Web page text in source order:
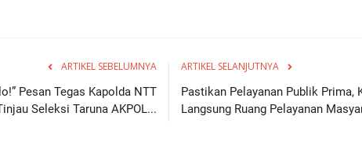
ARTIKEL SEBELUMNYA
Pesan Tegas Kapolda NTT
Seleksi Taruna AKPOL...
ARTIKEL SELANJUTNYA
Pastikan Pelayanan Publik Prima,
Langsung Ruang Pelayanan